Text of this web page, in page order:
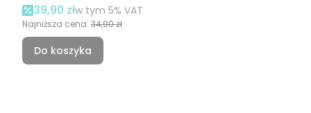
Cena promocyjna brutto
39,90 złw tym %s VAT
w tym 5% VAT
Najniższa cena: 34,90 zł
Do koszyka